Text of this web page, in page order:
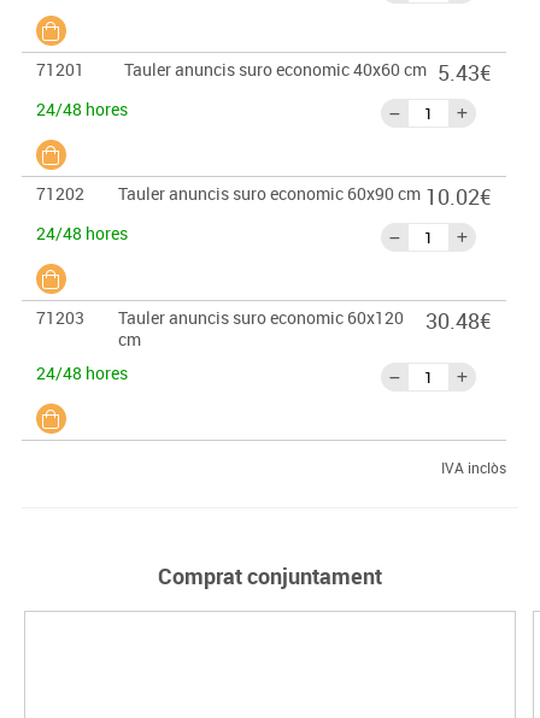
71201
Tauler anuncis suro economic 40x60 cm
24/48 hores
5.43€
71202
Tauler anuncis suro economic 60x90 cm
24/48 hores
10.02€
71203
Tauler anuncis suro economic 60x120
cm
24/48 hores
30.48€
IVA inclòs
Comprat conjuntament